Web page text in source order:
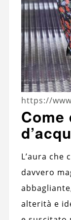
https://
Come
L’aura che
davvero
alterità e